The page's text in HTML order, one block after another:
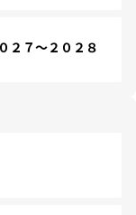
７～２０２８